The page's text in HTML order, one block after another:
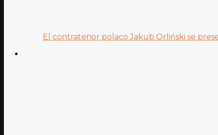
El contratenor polaco Jakub Orliński se